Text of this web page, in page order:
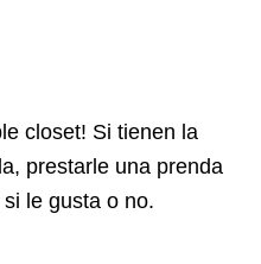
closet! Si tienen la
prestarle una prenda
le gusta o no.